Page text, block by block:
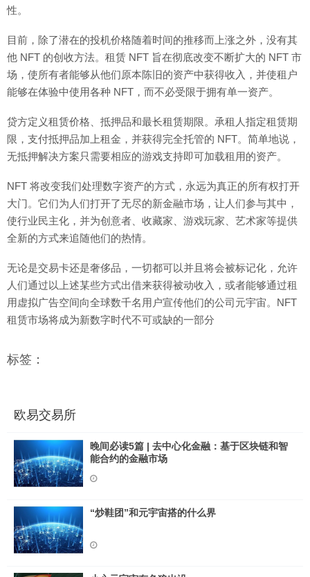
性。
目前，除了潜在的投机价格随着时间的推移而上涨之外，没有其
他 NFT 的创收方法。租赁 NFT 旨在彻底改变不断扩大的 NFT 市
场，使所有者能够从他们原本陈旧的资产中获得收入，并使租户
能够在体验中使用各种 NFT，而不必受限于拥有单一资产。
贷方定义租赁价格、抵押品和最长租赁期限。承租人指定租赁期
限，支付抵押品加上租金，并获得完全托管的 NFT。简单地说，
无抵押解决方案只需要相应的游戏支持即可加载租用的资产。
NFT 将改变我们处理数字资产的方式，永远为真正的所有权打开
大门。它们为人们打开了无尽的新金融市场，让人们参与其中，
使行业民主化，并为创意者、收藏家、游戏玩家、艺术家等提供
全新的方式来追随他们的热情。
无论是交易卡还是奢侈品，一切都可以并且将会被标记化，允许
人们通过以上述某些方式出借来获得被动收入，或者能够通过租
用虚拟广告空间向全球数千名用户宣传他们的公司元宇宙。NFT
租赁市场将成为新数字时代不可或缺的一部分
标签：
欧易交易所
晚间必读5篇 | 去中心化金融：基于区块链和智
能合约的金融市场
“炒鞋团”和元宇宙搭的什么界